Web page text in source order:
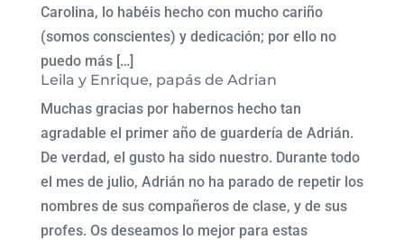
Carolina, lo habéis hecho con mucho cariño
(somos conscientes) y dedicación; por ello no
puedo más […]
Leila y Enrique, papás de Adrian
Muchas gracias por habernos hecho tan
agradable el primer año de guardería de Adrián.
De verdad, el gusto ha sido nuestro. Durante todo
el mes de julio, Adrián no ha parado de repetir los
nombres de sus compañeros de clase, y de sus
profes. Os deseamos lo mejor para estas